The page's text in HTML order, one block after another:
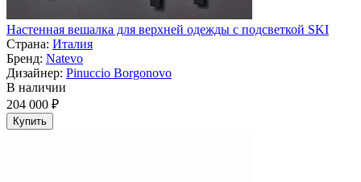
Настенная вешалка для верхней одежды с подсветкой SKI
Страна: Италия
Бренд: Natevo
Дизайнер: Pinuccio Borgonovo
В наличии
204 000 ₽
Купить